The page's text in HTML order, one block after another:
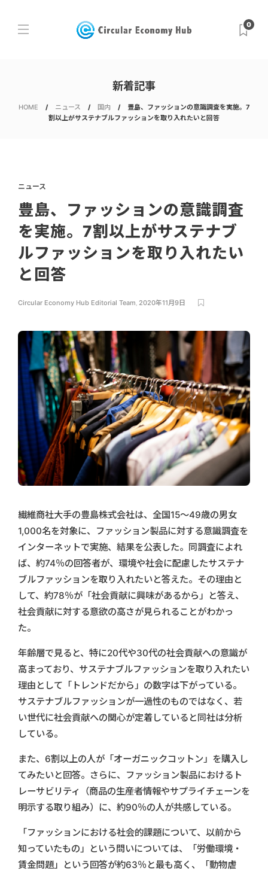
0
新着記事
HOME ニュース 国内
豊島、ファッションの意識調査を実施。7
割以上がサステナブルファッションを取り入れたいと回答
ニュース
豊島、ファッションの意識調査
を実施。7割以上がサステナブ
ルファッションを取り入れたい
と回答
Circular Economy Hub Editorial Team, 2020年11月9日
繊維商社大手の豊島株式会社は、全国15～49歳の男女
1,000名を対象に、ファッション製品に対する意識調査を
インターネットで実施、結果を公表した。同調査によれ
ば、約74％の回答者が、環境や社会に配慮したサステナ
ブルファッションを取り入れたいと答えた。その理由と
して、約78％が「社会貢献に興味があるから」と答え、
社会貢献に対する意欲の高さが見られることがわかっ
た。
年齢層で見ると、特に20代や30代の社会貢献への意識が
高まっており、サステナブルファッションを取り入れたい
理由として「トレンドだから」の数字は下がっている。
サステナブルファッションが一過性のものではなく、若
い世代に社会貢献への関心が定着していると同社は分析
している。
また、6割以上の人が「オーガニックコットン」を購入し
てみたいと回答。さらに、ファッション製品におけるト
レーサビリティ（商品の生産者情報やサプライチェーンを
明示する取り組み）に、約90％の人が共感している。
「ファッションにおける社会的課題について、以前から
知っていたもの」という問いについては、「労働環境・
賃金問題」という回答が約63％と最も高く、「動物虐